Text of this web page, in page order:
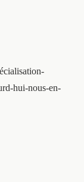
hui-nous-en-